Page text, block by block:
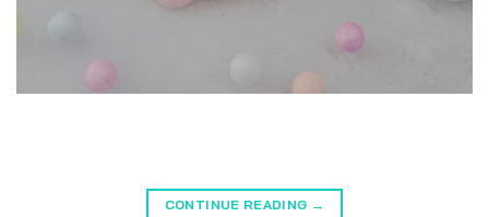
CONTINUE READING →